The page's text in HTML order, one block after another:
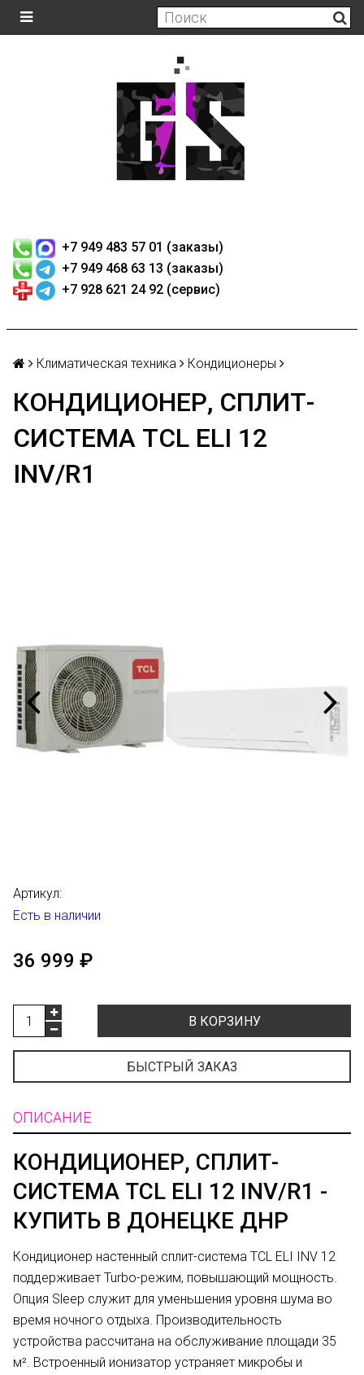
+7 949 483 57 01 (заказы)
+7 949 468 63 13 (заказы)
+7 928 621 24 92 (сервис)
Климатическая техника Кондиционеры
КОНДИЦИОНЕР, СПЛИТ-
СИСТЕМА TCL ELI 12
INV/R1
Артикул:
Есть в наличии
36 999 ₽
В КОРЗИНУ
БЫСТРЫЙ ЗАКАЗ
ОПИСАНИЕ
КОНДИЦИОНЕР, СПЛИТ-
СИСТЕМА TCL ELI 12 INV/R1 -
КУПИТЬ В ДОНЕЦКЕ ДНР
Кондиционер настенный сплит-система TCL ELI INV 12
поддерживает Turbo-режим, повышающий мощность.
Опция Sleep служит для уменьшения уровня шума во
время ночного отдыха. Производительность
устройства рассчитана на обслуживание площади 35
м². Встроенный ионизатор устраняет микробы и